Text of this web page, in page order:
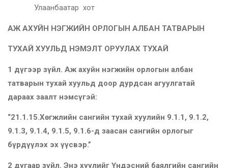
Улаанбаатар хот
АЖ АХУЙН НЭГЖИЙН ОРЛОГЫН АЛБАН ТАТВАРЫН
ТУХАЙ ХУУЛЬД НЭМЭЛТ ОРУУЛАХ ТУХАЙ
1 дүгээр зүйл. Аж ахуйн нэгжийн орлогын албан
татварын тухай хуульд доор дурдсан агуулгатай
дараах заалт нэмсүгэй:
“21.1.15.Хөгжлийн сангийн тухай хуулийн 9.1.1, 9.1.2,
9.1.3, 9.1.4, 9.1.5, 9.1.6-д заасан сангийн орлогыг
бүрдүүлэх эх үүсвэр.”
2 дугаар зүйл. Энэ хуулийг Үндэсний баялгийн сангийн